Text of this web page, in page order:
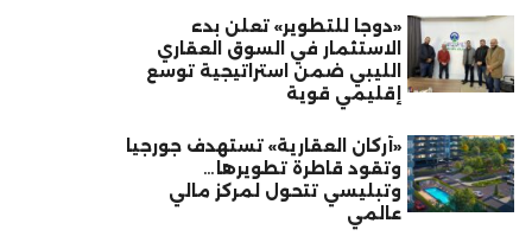
«دوجا للتطوير» تعلن بدء
الاستثمار في السوق العقاري
الليبي ضمن استراتيجية توسع
إقليمي قوية
«أركان العقارية» تستهدف جورجيا
وتقود قاطرة تطويرها…
وتبليسي تتحول لمركز مالي
عالمي